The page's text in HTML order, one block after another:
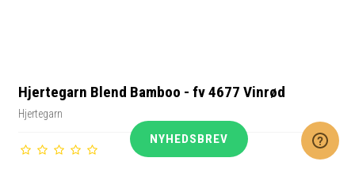
Hjertegarn Blend Bamboo - fv 4677 Vinrød
Hjertegarn
NYHEDSBREV